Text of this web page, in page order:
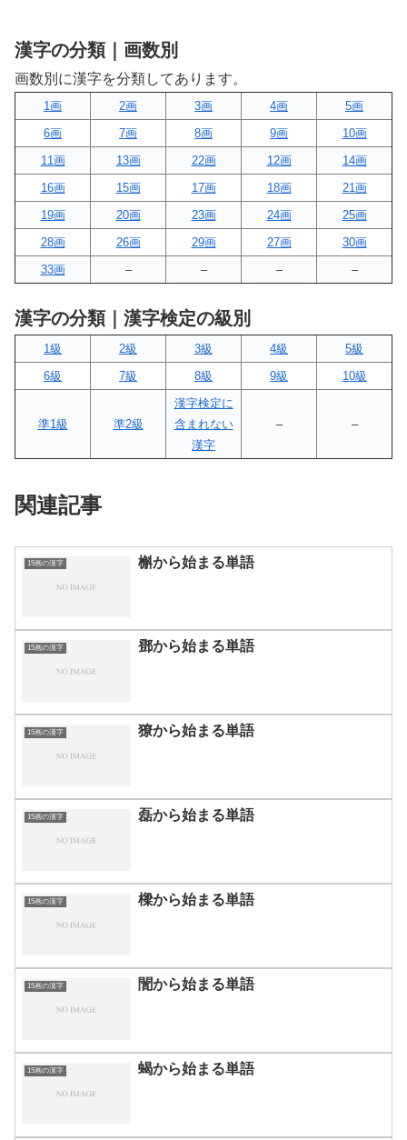
漢字の分類｜画数別
画数別に漢字を分類してあります。
1画 2画 3画 4画
5画
6画
7画 8画 9画
10画
11画
13画 22画 12画
14画
16画
15画 17画 18画
21画
19画
20画 23画 24画
25画
28画
26画 29画 27画
30画
33画
– – – –
漢字の分類｜漢字検定の級別
1級 2級 3級 4級
5級
6級
7級 8級 9級 10級
準1級 準2級
漢字検定に
含まれない
漢字
– –
関連記事
15画の漢字 槲から始まる単語
15画の漢字 鄧から始まる単語
15画の漢字 獠から始まる単語
15画の漢字 磊から始まる単語
15画の漢字 樑から始まる単語
15画の漢字 誾から始まる単語
15画の漢字 蝎から始まる単語